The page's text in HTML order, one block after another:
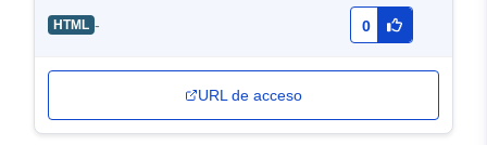
HTML - 0
URL de acceso